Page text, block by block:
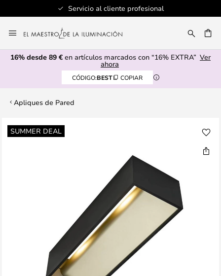
Servicio al cliente profesional
al
contenido
16% desde 89 € en artículos marcados con “16% EXTRA” Ver
ahora
CÓDIGO:BEST COPIAR
Apliques de Pared
SUMMER DEAL
Saltar
al